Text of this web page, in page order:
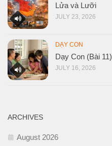
Lửa và Lưỡi
JULY 23, 2026
DẠY CON
Dạy Con (Bài 11)
JULY 16, 2026
ARCHIVES
August 2026